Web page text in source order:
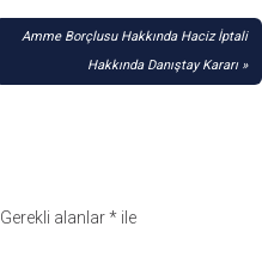
Amme Borçlusu Hakkında Haciz İptali
Hakkında Danıştay Kararı
Gerekli alanlar* ile